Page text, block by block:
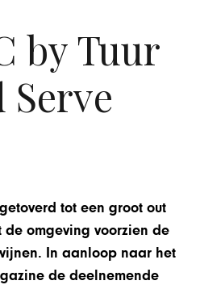
by Tuur
Serve
tot een groot out
omgeving voorzien de
In aanloop naar het
de deelnemende